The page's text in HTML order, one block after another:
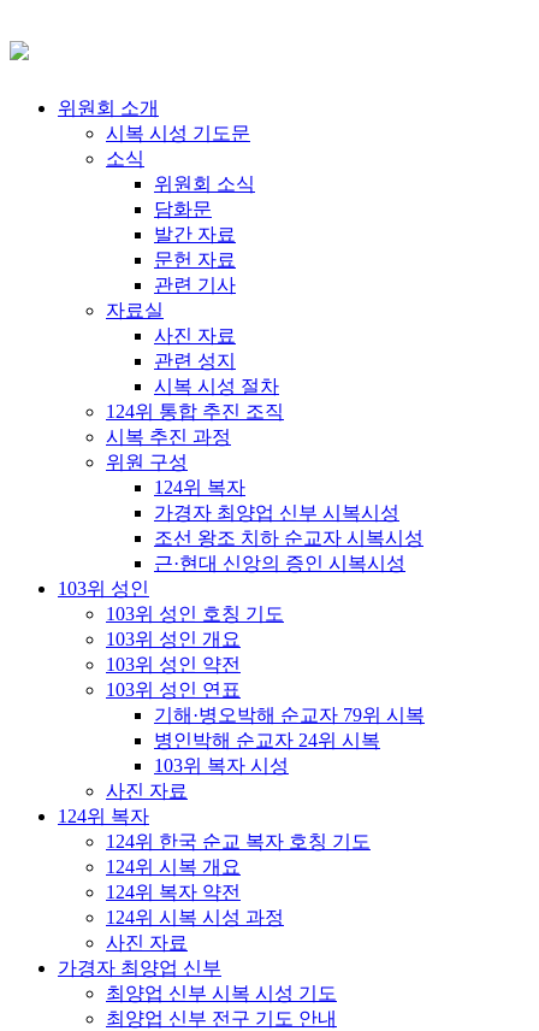
위원회 소개
시복 시성 기도문
소식
위원회 소식
담화문
발간 자료
문헌 자료
관련 기사
자료실
사진 자료
관련 성지
시복 시성 절차
124위 통합 추진 조직
시복 추진 과정
위원 구성
124위 복자
가경자 최양업 신부 시복시성
조선 왕조 치하 순교자 시복시성
근·현대 신앙의 증인 시복시성
103위 성인
103위 성인 호칭 기도
103위 성인 개요
103위 성인 약전
103위 성인 연표
기해·병오박해 순교자 79위 시복
병인박해 순교자 24위 시복
103위 복자 시성
사진 자료
124위 복자
124위 한국 순교 복자 호칭 기도
124위 시복 개요
124위 복자 약전
124위 시복 시성 과정
사진 자료
가경자 최양업 신부
최양업 신부 시복 시성 기도
최양업 신부 전구 기도 안내